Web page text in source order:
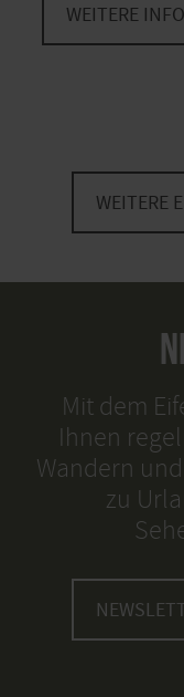
WEITERE
WEITERE
Mit dem
Ihnen
Wandern
zu